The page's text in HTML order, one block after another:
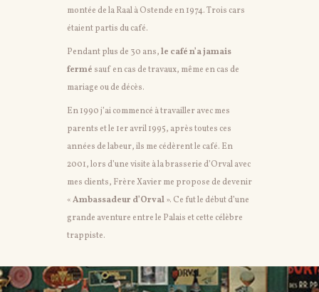
montée de la Raal à Ostende en 1974. Trois cars
étaient partis du café.
Pendant plus de 30 ans,le café n’a jamais
fermé sauf en cas de travaux, même en cas de
mariage ou de décès.
En 1990 j’ai commencé à travailler avec mes
parents et le 1er avril 1995, après toutes ces
années de labeur, ils me cédèrent le café. En
2001, lors d’une visite à la brasserie d’Orval avec
mes clients, Frère Xavier me propose de devenir
«Ambassadeur d’Orval». Ce fut le début d’une
grande aventure entre le Palais et cette célèbre
trappiste.